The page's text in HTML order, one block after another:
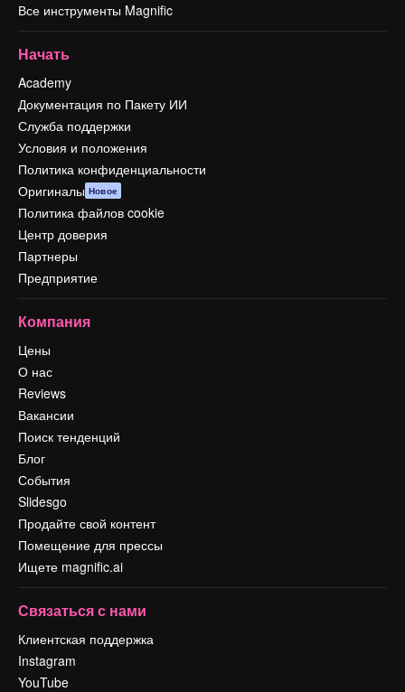
Все инструменты Magnific
Начать
Academy
Документация по Пакету ИИ
Служба поддержки
Условия и положения
Политика конфиденциальности
Оригиналы Новое
Политика файлов cookie
Центр доверия
Партнеры
Предприятие
Компания
Цены
О нас
Reviews
Вакансии
Поиск тенденций
Блог
События
Slidesgo
Продайте свой контент
Помещение для прессы
Ищете magnific.ai
Связаться с нами
Клиентская поддержка
Instagram
YouTube